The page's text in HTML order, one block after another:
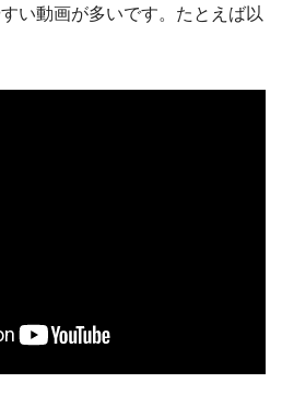
い動画が多いです。たとえば以